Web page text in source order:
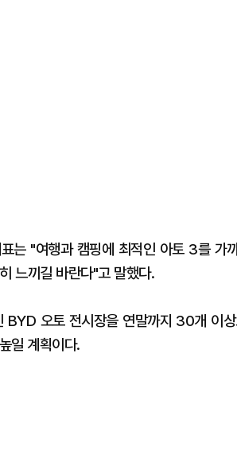
는 "여행과 캠핑에 최적인 아토 3를 가
느끼길 바란다"고 말했다.
BYD 오토 전시장을 연말까지 30개 이
일 계획이다.